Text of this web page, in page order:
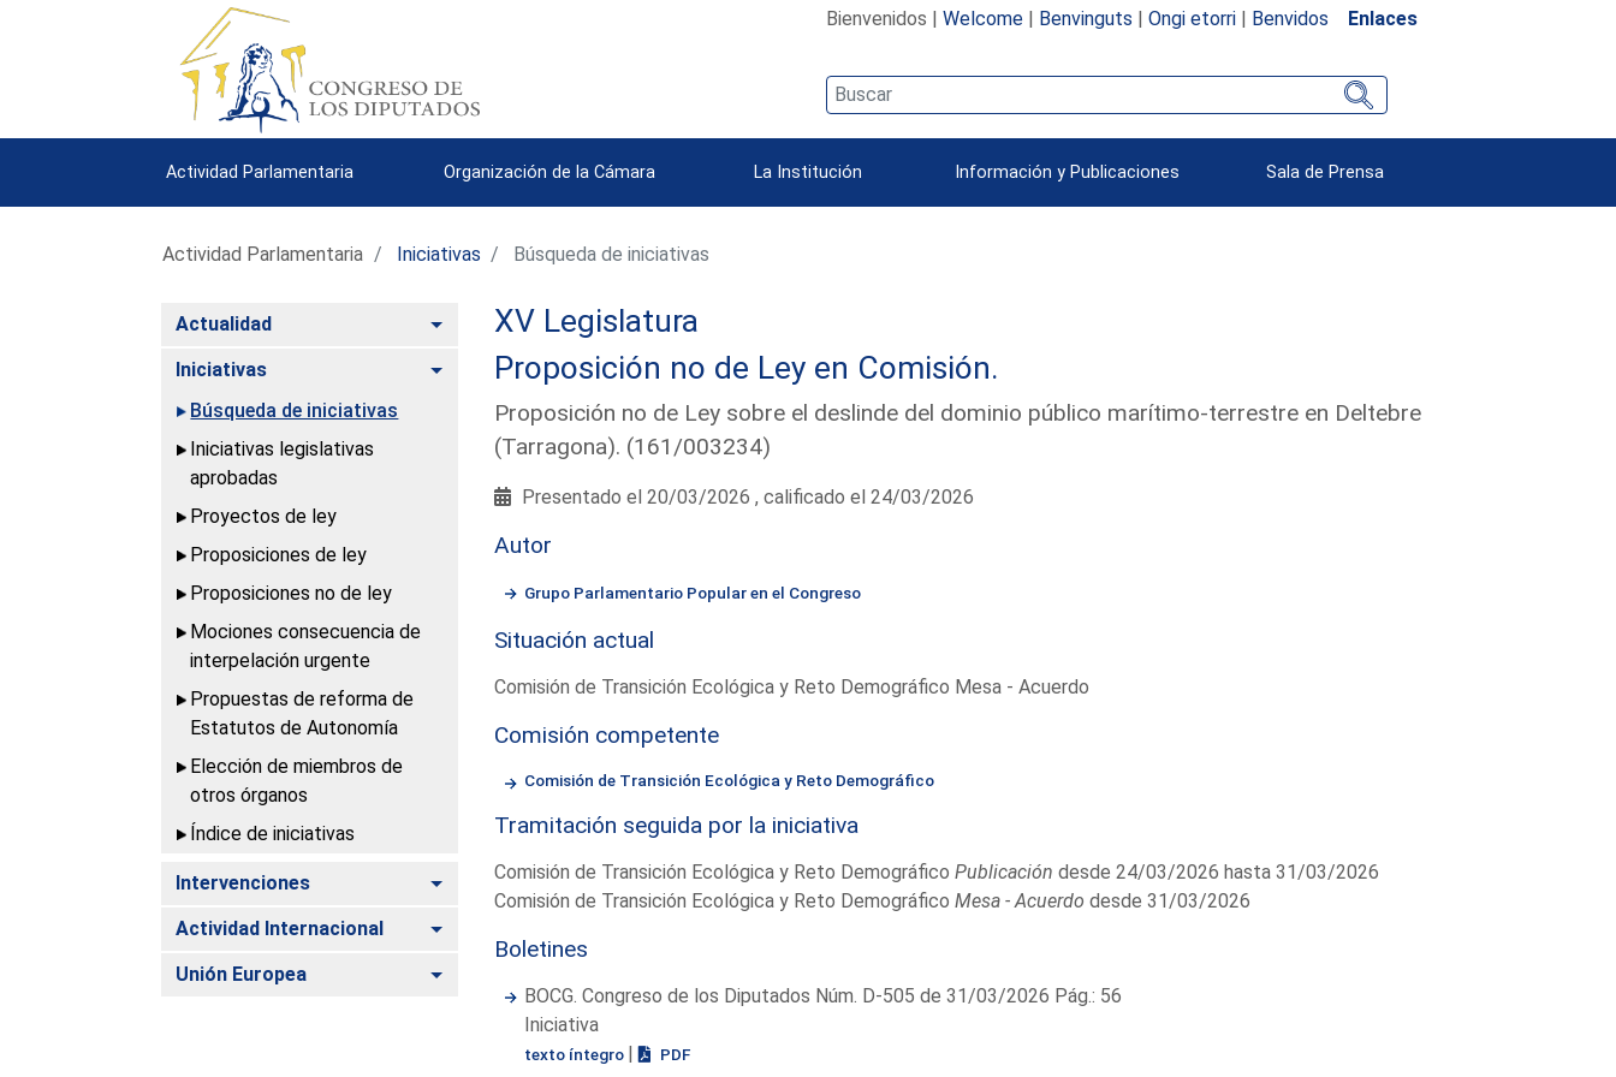
Bienvenidos | Welcome| Benvinguts | Ongi etorri| Benvidos Enlaces
Actividad Parlamentaria Organización de la Cámara La Institución Información y Publicaciones Sala de Prensa
Actividad Parlamentaria Iniciativas Búsqueda de iniciativas
Actualidad Alternar
Iniciativas
Alternar
Búsqueda de iniciativas
Iniciativas legislativas
aprobadas
Proyectos de ley
Proposiciones de ley
Proposiciones no de ley
Mociones consecuencia de
interpelación urgente
Propuestas de reforma de
Estatutos de Autonomía
Elección de miembros de
otros órganos
Índice de iniciativas
Intervenciones Alternar
Actividad Internacional Alternar
Unión Europea Alternar
XV Legislatura
Proposición no de Ley en Comisión.
Proposición no de Ley sobre el deslinde del dominio público marítimo-terrestre en Deltebre
(Tarragona). (161/003234)
Presentado el 20/03/2026 , calificado el 24/03/2026
Autor
Grupo Parlamentario Popular en el Congreso
Situación actual
Comisión de Transición Ecológica y Reto Demográfico Mesa - Acuerdo
Comisión competente
Comisión de Transición Ecológica y Reto Demográfico
Tramitación seguida por la iniciativa
Comisión de Transición Ecológica y Reto Demográfico Publicación desde 24/03/2026 hasta 31/03/2026
Comisión de Transición Ecológica y Reto Demográfico Mesa - Acuerdo desde 31/03/2026
Boletines
BOCG. Congreso de los Diputados Núm. D-505 de 31/03/2026 Pág.: 56
Iniciativa
texto íntegro | PDF